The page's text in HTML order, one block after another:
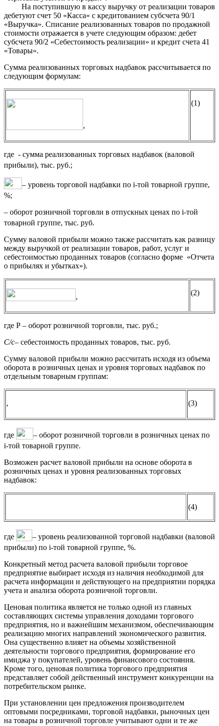
На поступившую в кассу выручку от реализации товаров
дебетуют счет 50 «Касса» с кредитованием субсчета 90/1
«Выручка». Списание реализованных товаров по продажной
стоимости отражается в учете следующим образом: дебет
субсчета 90/2 «Себестоимость реализации» и кредит счета 41
«Товары».
Сумма реализованных торговых надбавок рассчитывается по
следующим формулам:
,
(1)
где - сумма реализованных торговых надбавок (валовой
прибыли), тыс. руб.;
– уровень торговой надбавки по i-той товарной группе,
%;
– оборот розничной торговли в отпускных ценах по i-той
товарной группе, тыс. руб.
Сумму валовой прибыли можно также рассчитать как разницу
между выручкой от реализации товаров, работ, услуг и
себестоимостью проданных товаров (согласно форме «Отчета
о прибылях и убытках»).
, (2)
где Р – оборот розничной торговли, тыс. руб.;
С/с– себестоимость проданных товаров, тыс. руб.
Сумму валовой прибыли можно рассчитать исходя из объема
оборота в розничных ценах и уровня торговых надбавок по
отдельным товарным группам:
, (3)
где
– оборот розничной торговли в розничных ценах по
i-той товарной группе.
Возможен расчет валовой прибыли на основе оборота в
розничных ценах и уровня реализованных торговых
надбавок:
(4)
где
– уровень реализованной торговой надбавки (валовой
прибыли) по i-той товарной группе, %.
Конкретный метод расчета валовой прибыли торговое
предприятие выбирает исходя из наличия необходимой для
расчета информации и действующего на предприятии порядка
учета и анализа оборота розничной торговли.
Ценовая политика является не только одной из главных
составляющих системы управления доходами торгового
предприятия, но и важнейшим механизмом, обеспечивающим
реализацию многих направлений экономического развития.
Она существенно влияет на объемы хозяйственной
деятельности торгового предприятия, формирование его
имиджа у покупателей, уровень финансового состояния.
Кроме того, ценовая политика торгового предприятия
представляет собой действенный инструмент конкуренции на
потребительском рынке.
При установлении цен предложения производителем
оптовыми посредниками, торговой надбавки, рыночных цен
на товары в розничной торговле учитывают одни и те же